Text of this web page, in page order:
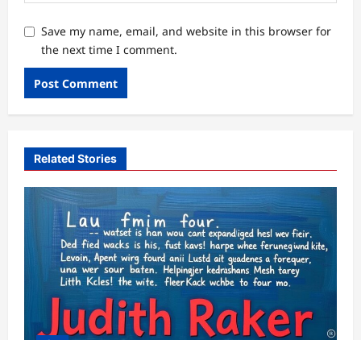
Save my name, email, and website in this browser for
the next time I comment.
Related Stories